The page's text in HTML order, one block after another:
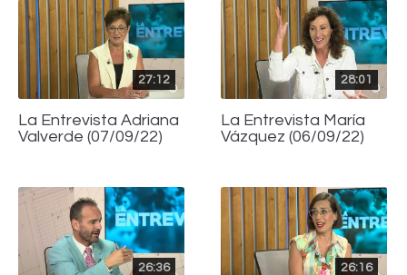
27:12
La Entrevista Adriana
Valverde (07/09/22)
28:01
La Entrevista María
Vázquez (06/09/22)
26:36 26:16